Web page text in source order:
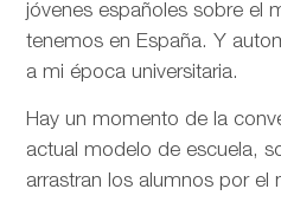
jóvenes españoles sobre el
tenemos en España. Y
a mi época universitaria.
Hay un momento de la
actual modelo de escuela,
arrastran los alumnos por el